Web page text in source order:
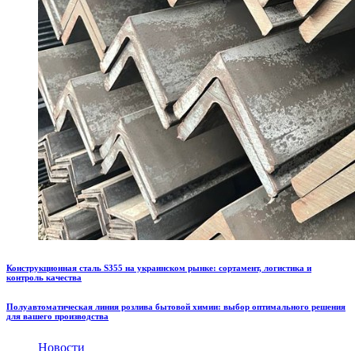
Конструкционная сталь S355 на украинском рынке: сортамент, логистика и
контроль качества
Полуавтоматическая линия розлива бытовой химии: выбор оптимального решения
для вашего производства
Новости